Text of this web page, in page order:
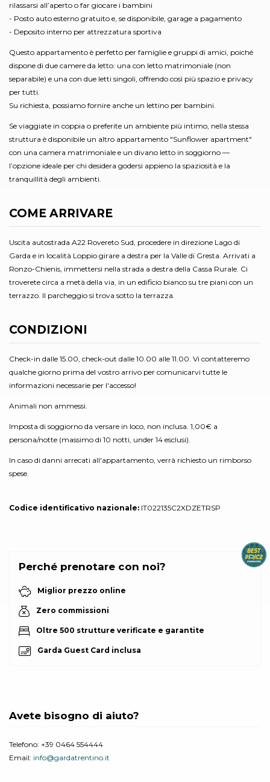
rilassarsi all’aperto o far giocare i bambini
- Posto auto esterno gratuito e, se disponibile, garage a pagamento
- Deposito interno per attrezzatura sportiva
Questo appartamento è perfetto per famiglie e gruppi di amici, poiché
dispone di due camere da letto: una con letto matrimoniale (non
separabile) e una con due letti singoli, offrendo così più spazio e privacy
per tutti.
Su richiesta, possiamo fornire anche un lettino per bambini.
Se viaggiate in coppia o preferite un ambiente più intimo, nella stessa
struttura è disponibile un altro appartamento "Sunflower apartment"
con una camera matrimoniale e un divano letto in soggiorno —
l’opzione ideale per chi desidera godersi appieno la spaziosità e la
tranquillità degli ambienti.
COME ARRIVARE
Uscita autostrada A22 Rovereto Sud, procedere in direzione Lago di
Garda e in località Loppio girare a destra per la Valle di Gresta. Arrivati a
Ronzo-Chienis, immettersi nella strada a destra della Cassa Rurale. Ci
troverete circa a metà della via, in un edificio bianco su tre piani con un
terrazzo. Il parcheggio si trova sotto la terrazza.
CONDIZIONI
Check-in dalle 15.00, check-out dalle 10.00 alle 11.00. Vi contatteremo
qualche giorno prima del vostro arrivo per comunicarvi tutte le
informazioni necessarie per l'accesso!
Animali non ammessi.
Imposta di soggiorno da versare in loco, non inclusa. 1,00€ a
persona/notte (massimo di 10 notti, under 14 esclusi).
In caso di danni arrecati all'appartamento, verrà richiesto un rimborso
spese.
Codice identificativo nazionale: IT022135C2XDZETRSP
Perché prenotare con noi?
Miglior prezzo online
Zero commissioni
Oltre 500 strutture verificate e garantite
Garda Guest Card inclusa
Avete bisogno di aiuto?
Telefono: +39 0464 554444
Email: info@gardatrentino.it